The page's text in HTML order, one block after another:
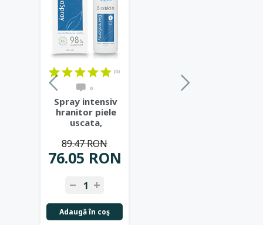
(0)
0
Spray intensiv
hranitor piele
uscata,
eczeme,...
76.05 RON
89.47 RON
Adaugă în coş